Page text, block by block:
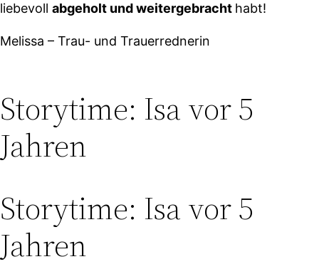
liebevoll abgeholt und weitergebracht habt!
Melissa – Trau- und Trauerrednerin
Storytime: Isa vor 5
Jahren
Storytime: Isa vor 5
Jahren